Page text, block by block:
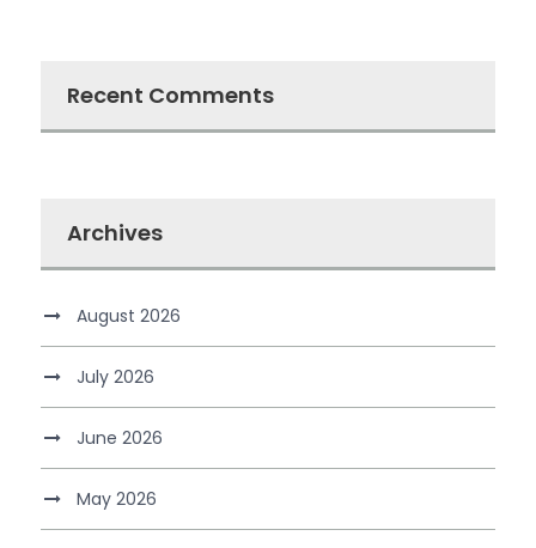
Recent Comments
Archives
August 2026
July 2026
June 2026
May 2026